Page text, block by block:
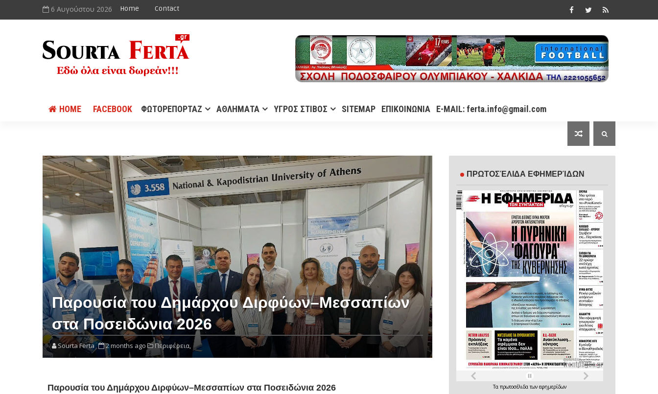
6 Αυγούστου 2026 Home Contact
HOME FACEBOOK ΦΩΤΟΡΕΠΟΡΤΑΖ ΑΘΛΗΜΑΤΑ ΥΓΡΟΣ ΣΤΙΒΟΣ SITEMAP ΕΠΙΚΟΙΝΩΝΙΑ E-MAIL: ferta.info@gmail.com
Παρουσία του Δημάρχου Διρφύων–Μεσσαπίων
στα Ποσειδώνια 2026
Sourta Ferta 2 months ago Περιφέρεια,
Παρουσία του Δημάρχου Διρφύων–Μεσσαπίων στα Ποσειδώνια 2026
ΠΡΩΤΟΣΈΛΙΔΑ ΕΦΗΜΕΡΊΔΩΝ
Τα πρωτοσέλιδατων εφημερίδων